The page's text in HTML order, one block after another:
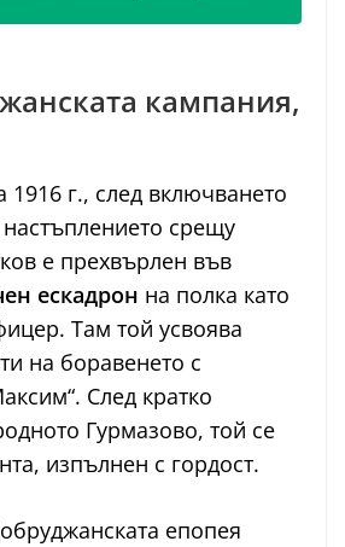
кампания,
1916 г., след включването
срещу
е прехвърлен във
ескадрон на полка като
Там той усвоява
на боравенето с
След кратко
Гурмазово, той се
изпълнен с гордост.
епопея